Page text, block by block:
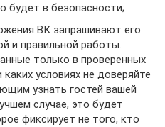
будет в безопасности;
ВК запрашивают его
и правильной работы.
только в проверенных
условиях не доверяйте
узнать гостей вашей
случае, это будет
фиксирует не того, кто